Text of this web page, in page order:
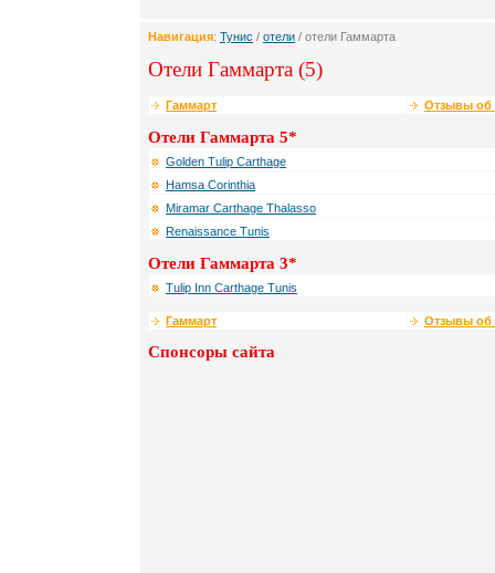
Навигация: Тунис / отели / отели Гаммарта
Отели Гаммарта (5)
Гаммарт Отзывы об
Отели Гаммарта 5*
Golden Tulip Carthage
Hamsa Corinthia
Miramar Carthage Thalasso
Renaissance Tunis
Отели Гаммарта 3*
Tulip Inn Carthage Tunis
Гаммарт Отзывы об
Спонсоры сайта